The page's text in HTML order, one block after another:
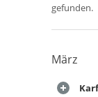
gefunden.
März